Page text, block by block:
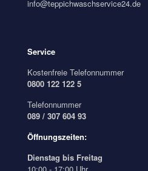
info@teppichwaschservice24.de
Service
Kostenfreie Telefonnummer
0800 122 122 5
Telefonnummer
089 / 307 604 93
Öffnungszeiten:
Dienstag bis Freitag
10:00 - 17:00 Uhr